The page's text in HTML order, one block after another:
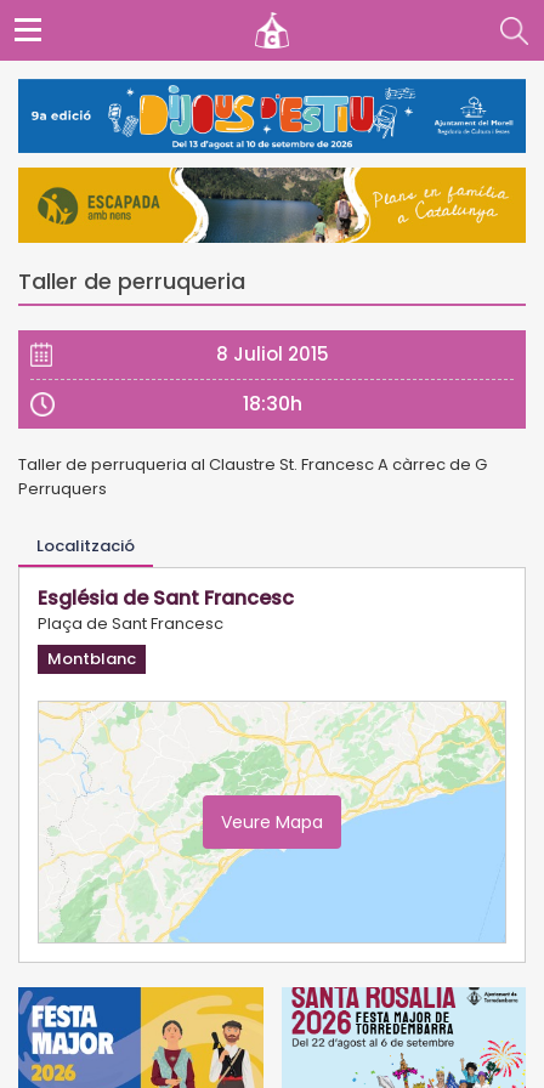
Taller de perruqueria
8 Juliol 2015
18:30h
Taller de perruqueria al Claustre St. Francesc A càrrec de G
Perruquers
Localització
Església de Sant Francesc
Plaça de Sant Francesc
Montblanc
Veure Mapa